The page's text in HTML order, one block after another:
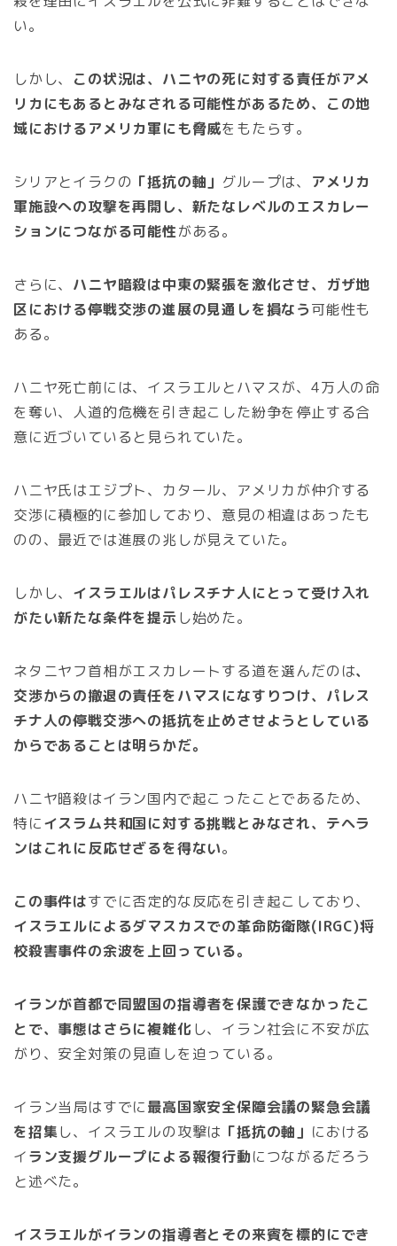
い。
しかし、 この状況は、ハニヤの死に対する責任がアメ
リカにもあるとみなされる可能性があるため、この地
域におけるアメリカ軍にも脅威をもたらす。
シリアとイラクの 「抵抗の軸」 グループは、 アメリカ
軍施設への攻撃を再開し、新たなレベルのエスカレー
ションにつながる可能性がある。
さらに、 ハニヤ暗殺は中東の緊張を激化させ、ガザ地
区における停戦交渉の進展の見通しを損なう可能性も
ある。
ハニヤ死亡前には、イスラエルとハマスが、4万人の命
を奪い、人道的危機を引き起こした紛争を停止する合
意に近づいていると見られていた。
ハニヤ氏はエジプト、カタール、アメリカが仲介する
交渉に積極的に参加しており、意見の相違はあったも
のの、最近では進展の兆しが見えていた。
しかし、 イスラエルはパレスチナ人にとって受け入れ
がたい新たな条件を提示 し始めた。
ネタニヤフ首相がエスカレートする道を選んだのは、
交渉からの撤退の責任をハマスになすりつけ、パレス
チナ人の停戦交渉への抵抗を止めさせようとしている
からであることは明らかだ。
ハニヤ暗殺はイラン国内で起こったことであるため、
特にイスラム共和国に対する挑戦とみなされ、テヘラ
ンはこれに反応せざるを得ない。
この事件はすでに否定的な反応を引き起こしており、
イスラエルによるダマスカスでの革命防衛隊(IRGC)将
校殺害事件の余波を上回っている。
イランが首都で同盟国の指導者を保護できなかったこ
とで、事態はさらに複雑化し、イラン社会に不安が広
がり、安全対策の見直しを迫っている。
イラン当局はすでに最高国家安全保障会議の緊急会議
を招集し、イスラエルの攻撃は 「抵抗の軸」 における
イラン支援グループによる報復行動につながるだろう
と述べた。
イスラエルがイランの指導者とその来賓を標的にでき